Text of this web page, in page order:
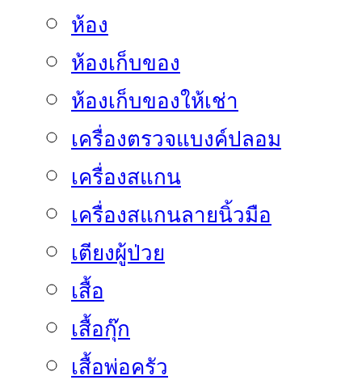
ห้อง
ห้องเก็บของ
ห้องเก็บของให้เช่า
เครื่องตรวจแบงค์ปลอม
เครื่องสแกน
เครื่องสแกนลายนิ้วมือ
เตียงผู้ป่วย
เสื้อ
เสื้อกุ๊ก
เสื้อพ่อครัว